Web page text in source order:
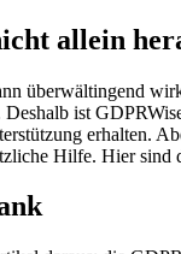
allein
überwältingend
ist
erhalten.
Hilfe. Hier sind